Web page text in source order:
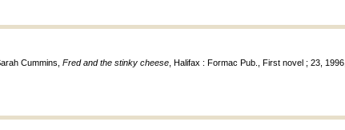
Cummins, Fred and the stinky cheese , Halifax : Formac Pub., First novel ; 23, 1996,